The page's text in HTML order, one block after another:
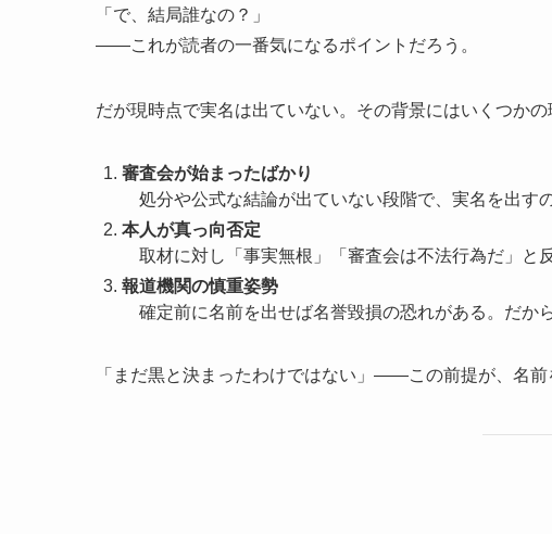
「で、結局誰なの？」
――これが読者の一番気になるポイントだろう。
だが現時点で実名は出ていない。その背景にはいくつかの
審査会が始まったばかり
処分や公式な結論が出ていない段階で、実名を出す
本人が真っ向否定
取材に対し「事実無根」「審査会は不法行為だ」と
報道機関の慎重姿勢
確定前に名前を出せば名誉毀損の恐れがある。だか
「まだ黒と決まったわけではない」――この前提が、名前